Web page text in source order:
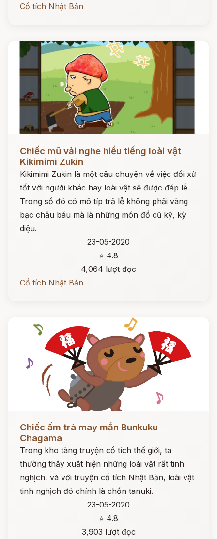
Cổ tích Nhật Bản
Đọc ngay
Chiếc mũ vải nghe hiểu tiếng loài vật
Kikimimi Zukin
Kikimimi Zukin là một câu chuyện về việc đối xử
tốt với người khác hay loài vật sẽ được đáp lễ.
Trong số đó có mô típ trả lễ không phải vàng
bạc châu báu mà là những món đồ cũ kỹ, kỳ
diệu.
23-05-2020
⭐ 4.8
4,064 lượt đọc
Cổ tích Nhật Bản
Đọc ngay
Chiếc ấm trà may mắn Bunkuku
Chagama
Trong kho tàng truyện cổ tích thế giới, ta
thường thấy xuất hiện những loài vật rất tinh
nghịch, và với truyện cổ tích Nhật Bản, loài vật
tinh nghịch đó chính là chồn tanuki.
23-05-2020
⭐ 4.8
3,903 lượt đọc